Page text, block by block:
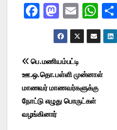
F
e
b
o
o
k
M
a
st
o
d
o
n
E
m
ail
W
h
at
A
p
Post
navigation
பெ.மணியம்பட்டி
ஊ.ஒ.தொ.பள்ளி முன்னாள்
மாணவர் மாணவர்களுக்கு
நோட்டு எழுது பொருட்கள்
வழங்கினார்